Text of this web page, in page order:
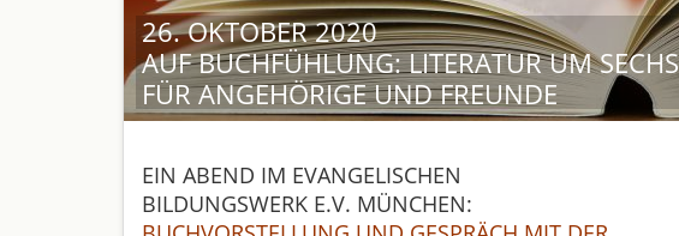
26. OKTOBER 2020
AUF BUCHFÜHLUNG: LITERATUR UM
FÜR ANGEHÖRIGE UND FREUNDE
EIN ABEND IM EVANGELISCHEN
BILDUNGSWERK E.V. MÜNCHEN: